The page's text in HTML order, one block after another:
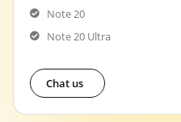
Note 20
Note 20 Ultra
Chat us